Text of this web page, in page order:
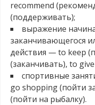
recommend
(поддерживать);
выражение
заканчивающегося
действия — to keep
(заканчивать), to
спортивные
go shopping (пойти
(пойти на рыбалку).